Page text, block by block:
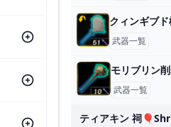
クィンギブ
武器一覧
モリブリン
武器一覧
ティアキン 祠